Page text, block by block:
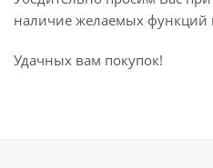
наличие желаемых функций
Удачных вам покупок!